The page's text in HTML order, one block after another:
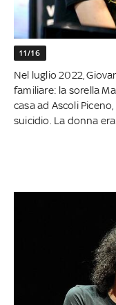
11/16
Nel luglio 2022,
familiare: la sorella
casa ad Ascoli
suicidio. La donna